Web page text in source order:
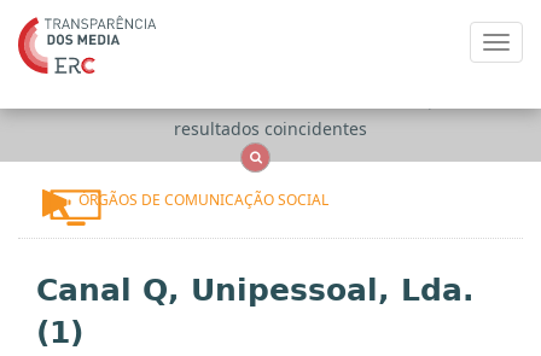
resultados coincidentes
ÓRGÃOS DE COMUNICAÇÃO SOCIAL
Canal Q, Unipessoal, Lda.
(1)